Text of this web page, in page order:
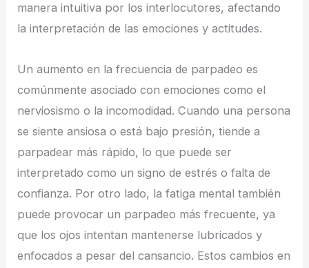
manera intuitiva por los interlocutores, afectando
la interpretación de las emociones y actitudes.
Un aumento en la frecuencia de parpadeo es
comúnmente asociado con emociones como el
nerviosismo o la incomodidad. Cuando una persona
se siente ansiosa o está bajo presión, tiende a
parpadear más rápido, lo que puede ser
interpretado como un signo de estrés o falta de
confianza. Por otro lado, la fatiga mental también
puede provocar un parpadeo más frecuente, ya
que los ojos intentan mantenerse lubricados y
enfocados a pesar del cansancio. Estos cambios en